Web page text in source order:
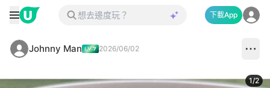
下載App
Johnny Man 2026/06/02
1/2